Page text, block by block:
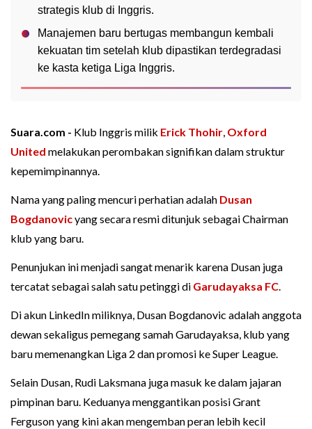
strategis klub di Inggris.
Manajemen baru bertugas membangun kembali
kekuatan tim setelah klub dipastikan terdegradasi
ke kasta ketiga Liga Inggris.
Suara.com - Klub Inggris milik Erick Thohir, Oxford
United melakukan perombakan signifikan dalam struktur
kepemimpinannya.
Nama yang paling mencuri perhatian adalah Dusan
Bogdanovicyang secara resmi ditunjuk sebagai Chairman
klub yang baru.
Penunjukan ini menjadi sangat menarik karena Dusan juga
tercatat sebagai salah satu petinggi di Garudayaksa FC.
Di akun LinkedIn miliknya, Dusan Bogdanovic adalah anggota
dewan sekaligus pemegang samah Garudayaksa, klub yang
baru memenangkan Liga 2 dan promosi ke Super League.
Selain Dusan, Rudi Laksmana juga masuk ke dalam jajaran
pimpinan baru. Keduanya menggantikan posisi Grant
Ferguson yang kini akan mengemban peran lebih kecil